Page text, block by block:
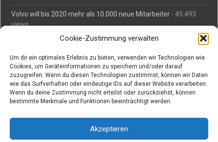
Cookie-Zustimmung verwalten
Um dir ein optimales Erlebnis zu bieten, verwenden wir Technologien wie
Cookies, um Geräteinformationen zu speichern und/oder darauf
zuzugreifen. Wenn du diesen Technologien zustimmst, können wir Daten
wie das Surfverhalten oder eindeutige IDs auf dieser Website verarbeiten.
Wenn du deine Zustimmung nicht erteilst oder zurückziehst, können
bestimmte Merkmale und Funktionen beeinträchtigt werden.
Akzeptieren
Volvo will bis 2020 mehr als 10.000 neue Mitarbeiter - 45.493
views
Mäßiges Interesse an Daimlers MBtech- 44.716 views
O-Ton: Wer muss Schaden für abgedriftete Silvesterraketen
zahlen? - 42.379 views
Kollegengespräch: Urteile zum Grillen- 42.066 views
Suchen bei Vorabs